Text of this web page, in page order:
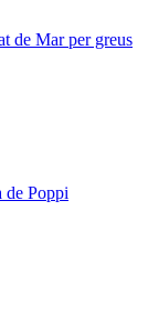
de Mar per greus
de Poppi